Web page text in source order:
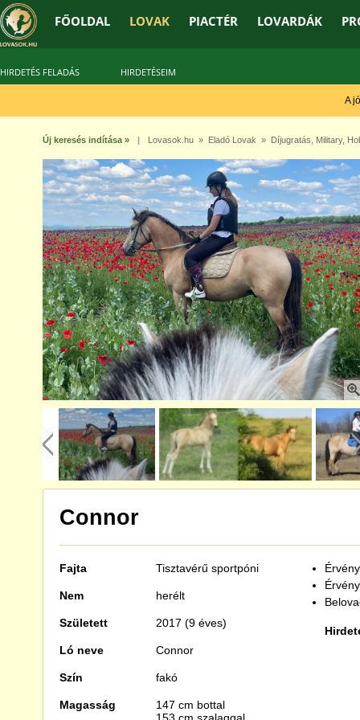
FŐOLDAL LOVAK PIACTÉR LOVARDÁK
HIRDETÉS FELADÁS HIRDETÉSEIM
A jó
Új keresés indítása » | Lovasok.hu» Eladó Lovak » Díjugratás Military,
Connor
Fajta Tisztavérű sportpóni
Nem herélt
Született 2017 (9 éves)
Ló neve Connor
Szín fakó
Magasság
147 cm bottal